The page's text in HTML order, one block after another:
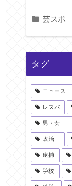
芸スポ
タグ
ニュース
レスバ
男・女
政治
逮捕
学校